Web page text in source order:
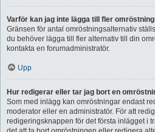
Varför kan jag inte lägga till fler
Gränsen för antal omröstningsalternativ
du behöver lägga till fler alternativ till din
kontakta en forumadministratör.
Upp
Hur redigerar eller tar jag bort en
Som med inlägg kan omröstningar endast
moderator eller en administratör. För att
redigeringsknappen för det första inlägget i